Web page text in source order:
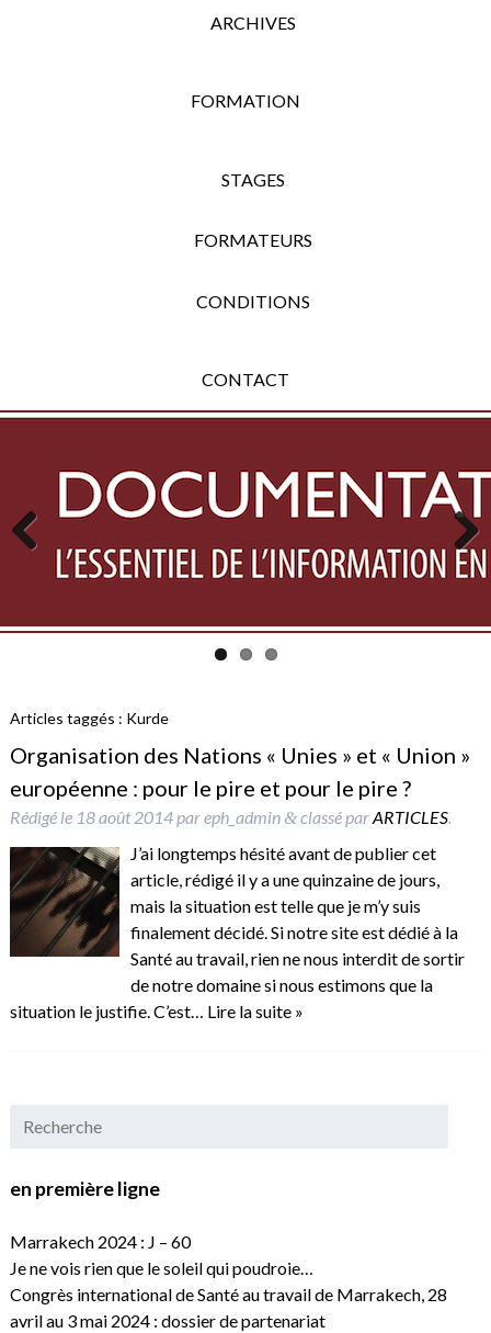
ARCHIVES
FORMATION
STAGES
FORMATEURS
CONDITIONS
CONTACT
Previous Next
Articles taggés : Kurde
Organisation des Nations « Unies » et « Union »
européenne : pour le pire et pour le pire ?
Rédigé le 18 août 2014pareph_admin &classé parARTICLES.
J’ai longtemps hésité avant de publier cet
article, rédigé il y a une quinzaine de jours,
mais la situation est telle que je m’y suis
finalement décidé. Si notre site est dédié à la
Santé au travail, rien ne nous interdit de sortir
de notre domaine si nous estimons que la
situation le justifie. C’est… Lire la suite »
en première ligne
Marrakech 2024 : J – 60
Je ne vois rien que le soleil qui poudroie…
Congrès international de Santé au travail de Marrakech, 28
avril au 3 mai 2024 : dossier de partenariat